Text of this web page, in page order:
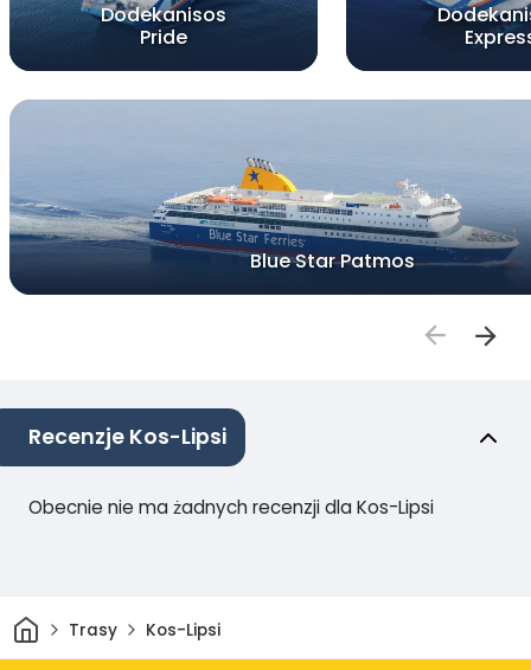
Dodekanisos
Pride
Blue Star Patmos
Recenzje Kos-Lipsi
Obecnie nie ma żadnych recenzji dla Kos-Lipsi
DomTrasy Kos-Lipsi